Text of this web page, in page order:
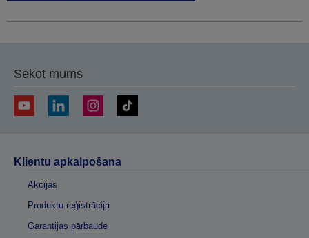
Sekot mums
Klientu apkalpošana
Akcijas
Produktu reģistrācija
Garantijas pārbaude